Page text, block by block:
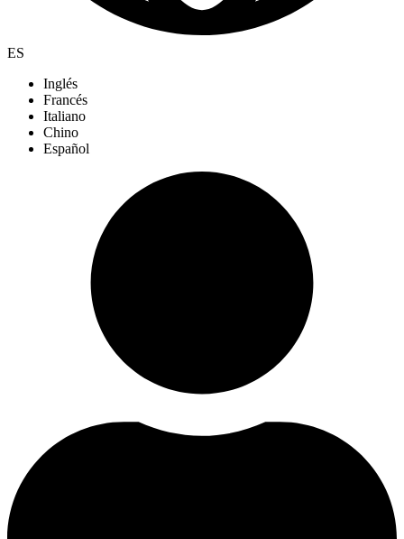
ES
Inglés
Francés
Italiano
Chino
Español